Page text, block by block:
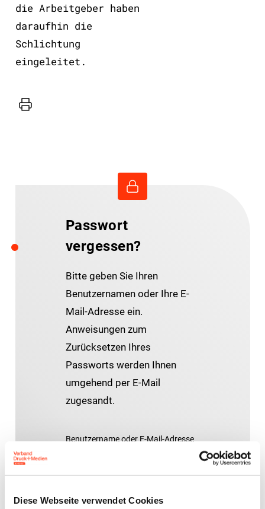
Diese Webseite verwendet Cookies
die Arbeitgeber haben
daraufhin die
Schlichtung
eingeleitet.
Drucker
Passwort
vergessen?
Bitte geben Sie Ihren
Benutzernamen oder Ihre E-
Mail-Adresse ein.
Anweisungen zum
Zurücksetzen Ihres
Passworts werden Ihnen
umgehend per E-Mail
zugesandt.
Benutzername oder E-Mail-Adresse